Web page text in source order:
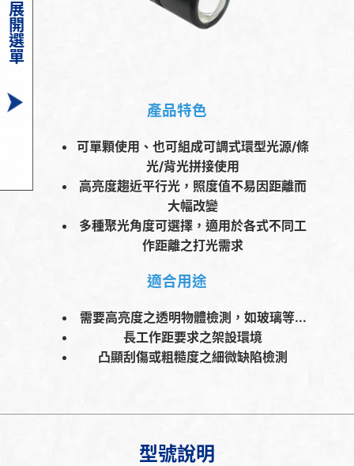
展開選單
產品特色
可單顆使用、也可組成可調式環型光源/條
光/背光拼接使用
高亮度趨近平行光，照度值不易因距離而
大幅改變
多種聚光角度可選擇，適用於各式不同工
作距離之打光需求
適合用途
需要高亮度之透明物體檢測，如玻璃等...
長工作距要求之架設環境
凸顯刮傷或粗糙度之細微缺陷檢測
型號說明